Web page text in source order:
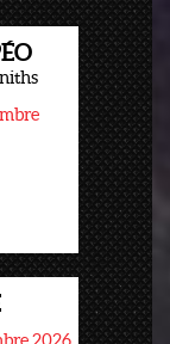
2026